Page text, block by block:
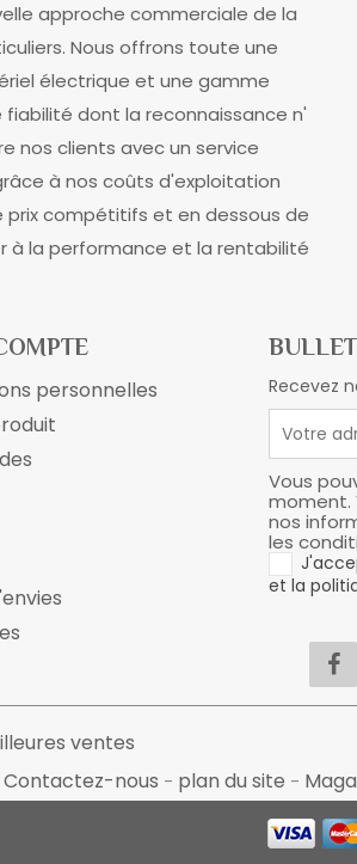
approche commerciale de la
Nous offrons toute une
électrique et une gamme
dont la reconnaissance n'
nos clients avec un service
à nos coûts d'exploitation
prix compétitifs et en dessous de
à la performance et la rentabilité
personnelles
Recevez
Vous
moment.
nos
les
et la
ventes
Contactez-nous plan du site